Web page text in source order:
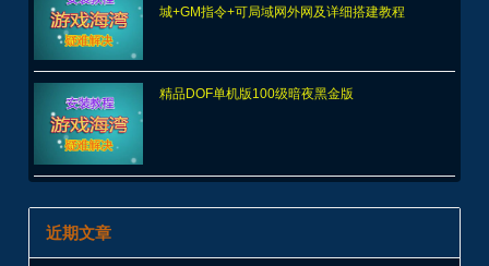
城+GM指令+可局域网外网及详细搭建教程
精品DOF单机版100级暗夜黑金版
近期文章